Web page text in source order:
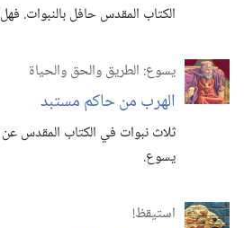
الكتاب المقدس حافل بالنبوات.‏
يسوع:‏ الطريق والحق والحياة
الهرب من حاكم مستبد
ثلاث نبوات في الكتاب المقدس
يسوع.‏
استيقظ‏!‏